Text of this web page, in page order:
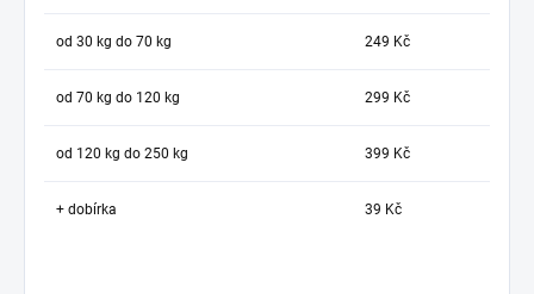
od 30 kg do 70 kg 249 Kč
od 70 kg do 120 kg 299 Kč
od 120 kg do 250 kg 399 Kč
+ dobírka 39 Kč